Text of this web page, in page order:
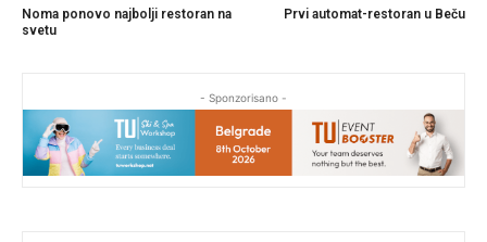
Noma ponovo najbolji restoran na
svetu
Prvi automat-restoran u Beču
- Sponzorisano -